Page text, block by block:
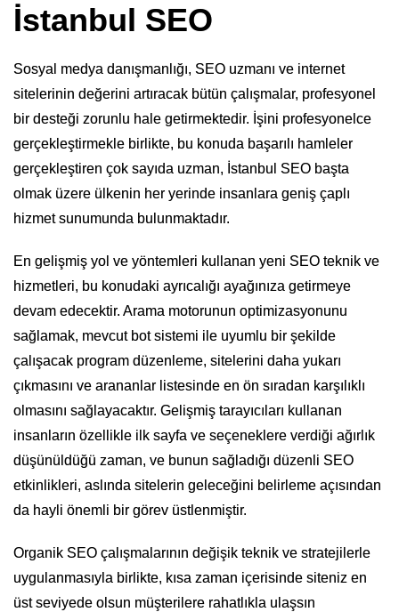
İstanbul SEO
Sosyal medya danışmanlığı, SEO uzmanı ve internet
sitelerinin değerini artıracak bütün çalışmalar, profesyonel
bir desteği zorunlu hale getirmektedir. İşini profesyonelce
gerçekleştirmekle birlikte, bu konuda başarılı hamleler
gerçekleştiren çok sayıda uzman, İstanbul SEO başta
olmak üzere ülkenin her yerinde insanlara geniş çaplı
hizmet sunumunda bulunmaktadır.
En gelişmiş yol ve yöntemleri kullanan yeni SEO teknik ve
hizmetleri, bu konudaki ayrıcalığı ayağınıza getirmeye
devam edecektir. Arama motorunun optimizasyonunu
sağlamak, mevcut bot sistemi ile uyumlu bir şekilde
çalışacak program düzenleme, sitelerini daha yukarı
çıkmasını ve arananlar listesinde en ön sıradan karşılıklı
olmasını sağlayacaktır. Gelişmiş tarayıcıları kullanan
insanların özellikle ilk sayfa ve seçeneklere verdiği ağırlık
düşünüldüğü zaman, ve bunun sağladığı düzenli SEO
etkinlikleri, aslında sitelerin geleceğini belirleme açısından
da hayli önemli bir görev üstlenmiştir.
Organik SEO çalışmalarının değişik teknik ve stratejilerle
uygulanmasıyla birlikte, kısa zaman içerisinde siteniz en
üst seviyede olsun müşterilere rahatlıkla ulaşsın